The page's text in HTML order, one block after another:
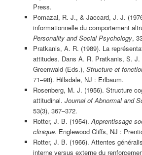
Press.
Pomazal, R. J., & Jaccard, J. J.
informationnelle du comportement
Personality and Social Psychology,
Pratkanis, A. R. (1989). La
attitudes. Dans A. R. Pratkanis, S.
Greenwald (Eds.), Structure et
71–98). Hillsdale, NJ : Erlbaum.
Rosenberg, M. J. (1956). Structure
attitudinal. Journal of Abnormal and
53(3), 367–372.
Rotter, J. B. (1954). Apprentissage
clinique. Englewood Cliffs, NJ :
Rotter, J. B. (1966). Attentes
interne versus externe du